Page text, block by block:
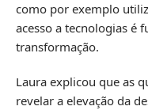
como por exemplo
acesso a tecnologias é
transformação.
Laura explicou que as
revelar a elevação da